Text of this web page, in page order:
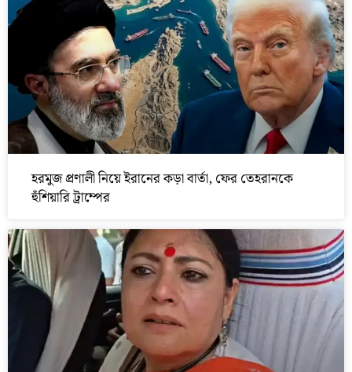
হরমুজ প্রণালী নিয়ে ইরানের কড়া বার্তা, ফের তেহরানকে
হুঁশিয়ারি ট্রাম্পের